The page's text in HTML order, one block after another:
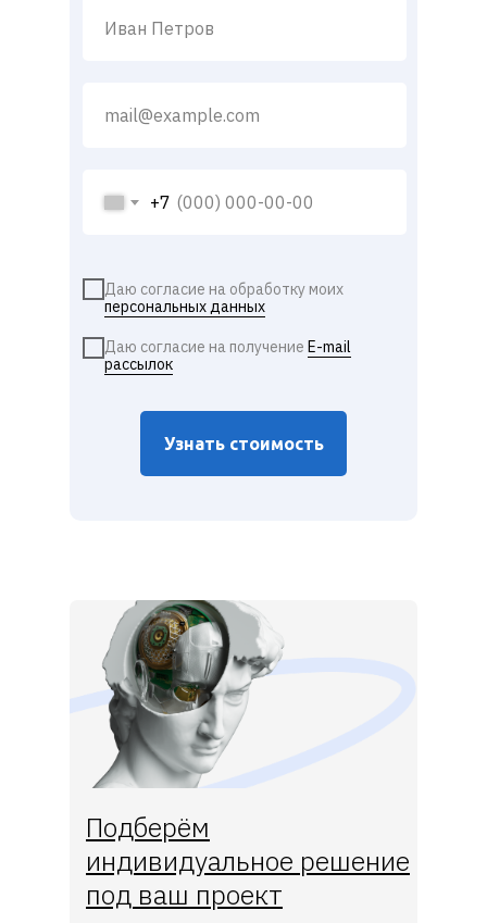
+7
Узнать стоимость
Даю согласие на обработку моих
персональных данных
Даю согласие на получение E-mail
рассылок
Подберём
индивидуальное решение
под ваш проект